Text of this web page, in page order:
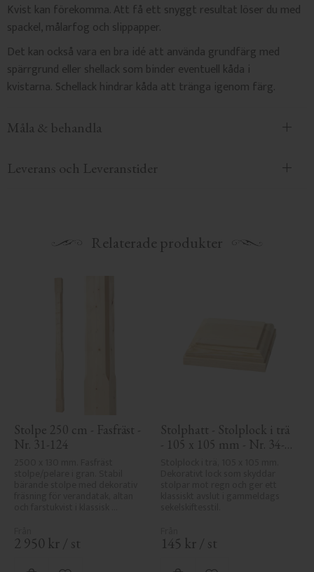
Kvist kan förekomma. Att få ett snyggt resultat löser du med
spackel, målarfog och slippapper.
Det kan också vara en bra idé att använda grundfärg med
spärrgrund eller shellack som binder eventuell kåda i
kvistarna. Schellack hindrar kåda att tränga igenom färg.
Måla & behandla
Leverans och Leveranstider
Relaterade produkter
Stolpe 250 cm - Fasfräst -
Nr. 31-124
2 950 kr / st
Stolphatt - Stolplock i trä
- 105 x 105 mm - Nr. 34-
145 kr / st